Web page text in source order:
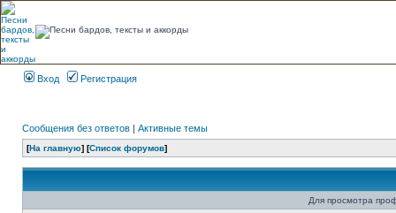
Вход Регистрация
Сообщения без ответов | Активные темы
[На главную] [Список форумов]
Для просмотра